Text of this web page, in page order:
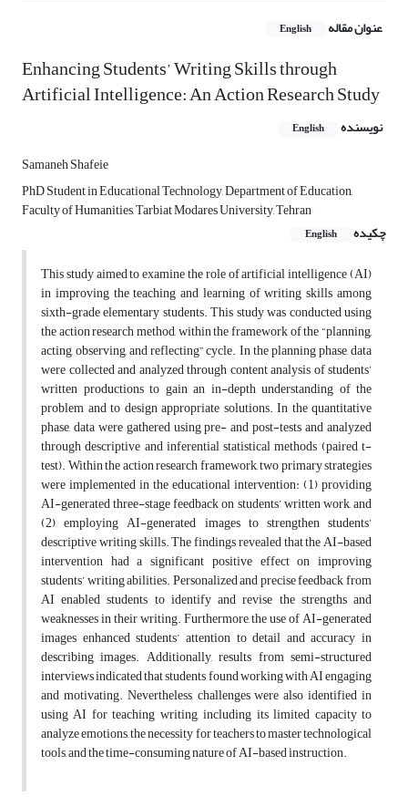
عنوان مقاله English
Enhancing Students’ Writing Skills through
Artificial Intelligence: An Action Research Study
نویسنده English
Samaneh Shafeie
PhD Student in Educational Technology, Department of Education,
Faculty of Humanities, Tarbiat Modares University, Tehran
چکیده
English
This study aimed to examine the role of artificial intelligence (AI)
in improving the teaching and learning of writing skills among
sixth-grade elementary students. This study was conducted using
the action research method, within the framework of the “planning,
acting, observing, and reflecting” cycle. In the planning phase, data
were collected and analyzed through content analysis of students’
written productions to gain an in-depth understanding of the
problem and to design appropriate solutions. In the quantitative
phase, data were gathered using pre- and post-tests and analyzed
through descriptive and inferential statistical methods (paired t-
test). Within the action research framework, two primary strategies
were implemented in the educational intervention: (1) providing
AI-generated three-stage feedback on students’ written work, and
(2) employing AI-generated images to strengthen students’
descriptive writing skills. The findings revealed that the AI-based
intervention had a significant positive effect on improving
students’ writing abilities. Personalized and precise feedback from
AI enabled students to identify and revise the strengths and
weaknesses in their writing. Furthermore, the use of AI-generated
images enhanced students’ attention to detail and accuracy in
describing images. Additionally, results from semi-structured
interviews indicated that students found working with AI engaging
and motivating. Nevertheless, challenges were also identified in
using AI for teaching writing, including its limited capacity to
analyze emotions, the necessity for teachers to master technological
tools, and the time-consuming nature of AI-based instruction.